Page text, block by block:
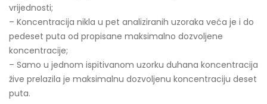
vrijednosti;
– Koncentracija nikla u pet analiziranih uzoraka veća je i do
pedeset puta od propisane maksimalno dozvoljene
koncentracije;
– Samo u jednom ispitivanom uzorku duhana koncentracija
žive prelazila je maksimalnu dozvoljenu koncentraciju deset
puta.